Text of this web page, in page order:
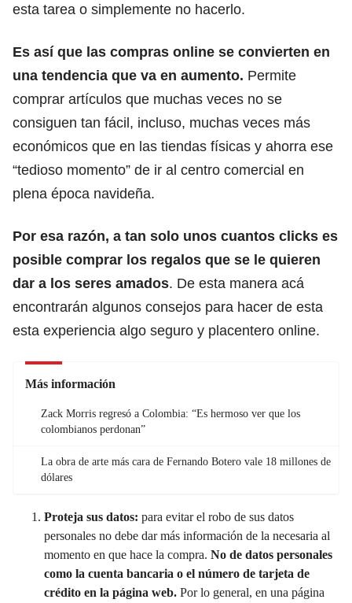
esta tarea o simplemente no hacerlo.
Es así que las compras online se convierten en
una tendencia que va en aumento. Permite
comprar artículos que muchas veces no se
consiguen tan fácil, incluso, muchas veces más
económicos que en las tiendas físicas y ahorra ese
“tedioso momento” de ir al centro comercial en
plena época navideña.
Por esa razón, a tan solo unos cuantos clicks es
posible comprar los regalos que se le quieren
dar a los seres amados. De esta manera acá
encontrarán algunos consejos para hacer de esta
esta experiencia algo seguro y placentero online.
Más información
Zack Morris regresó a Colombia: “Es hermoso ver que los
colombianos perdonan”
La obra de arte más cara de Fernando Botero vale 18 millones de
dólares
Proteja sus datos: para evitar el robo de sus datos
personales no debe dar más información de la necesaria al
momento en que hace la compra. No de datos personales
como la cuenta bancaria o el número de tarjeta de
crédito en la página web. Por lo general, en una página